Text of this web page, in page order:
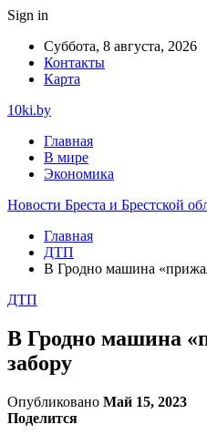
Sign in
Суббота, 8 августа, 2026
Контакты
Карта
10ki.by
Главная
В мире
Экономика
Новости Бреста и Брестской
Главная
ДТП
В Гродно машина
ДТП
В Гродно машина
забору
Опубликовано Май 15, 2023
Поделится